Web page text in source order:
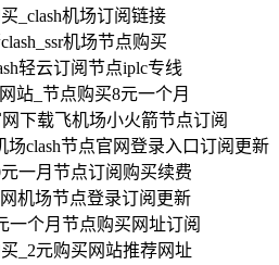
_clash机场订阅链接
机场节点购买
轻云订阅节点iplc专线
站_节点购买8元一个月
下载飞机场小火箭节点订阅
场clash节点官网登录入口订阅更新
一月节点订阅购买续费
机场节点登录订阅更新
一个月节点购买网址订阅
_2元购买网站推荐网址